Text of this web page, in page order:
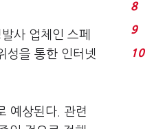
사 업체인 스페
성을 통한 인터넷
예상된다. 관련
8
9
10